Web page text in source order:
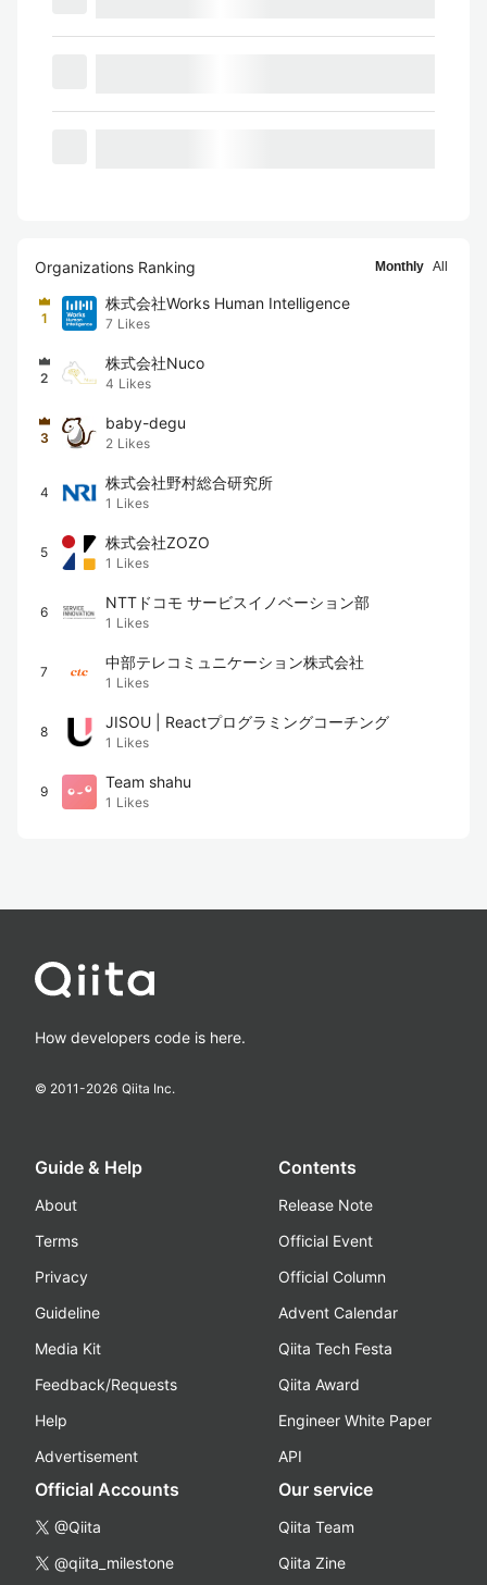
Organizations Ranking Monthly All
1
株式会社Works Human Intelligence
7 Likes
2
株式会社Nuco
4 Likes
3
baby-degu
2 Likes
4
株式会社野村総合研究所
1 Likes
5
株式会社ZOZO
1 Likes
6
NTTドコモ サービスイノベーション部
1 Likes
7
中部テレコミュニケーション株式会社
1 Likes
8
JISOU | Reactプログラミングコーチング
1 Likes
9
Team shahu
1 Likes
How developers code is here.
© 2011-2026 Qiita Inc.
Guide & Help
About
Terms
Privacy
Guideline
Media Kit
Feedback/Requests
Help
Advertisement
Contents
Release Note
Official Event
Official Column
Advent Calendar
Qiita Tech Festa
Qiita Award
Engineer White Paper
API
Official Accounts
@Qiita
@qiita_milestone
Our service
Qiita Team
Qiita Zine